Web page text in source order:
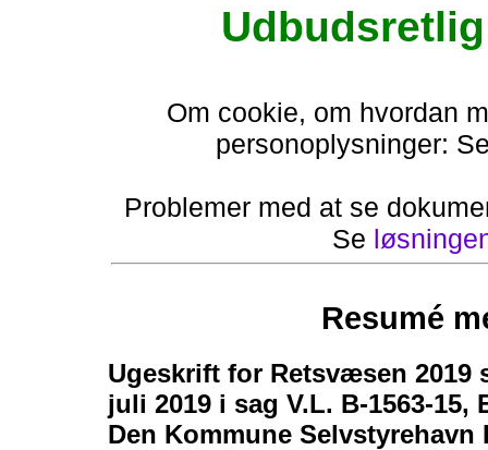
Om cookie, om hvordan
personoplysninger:
Problemer med at se
Se
Resumé
Ugeskrift for Retsvæsen 2019
juli 2019 i sag V.L. B-1563-
Den Kommune Selvstyrehavn